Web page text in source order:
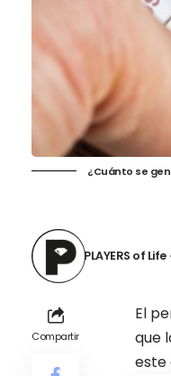
¿Cuánto se
PLAYERS of Life
Compartir
El
que
este